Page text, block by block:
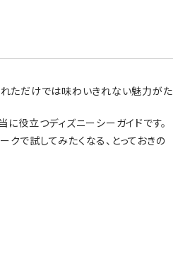
れただけでは味わいきれない魅力がた
役立つディズニーシーガイドです。
で試してみたくなる、とっておきの